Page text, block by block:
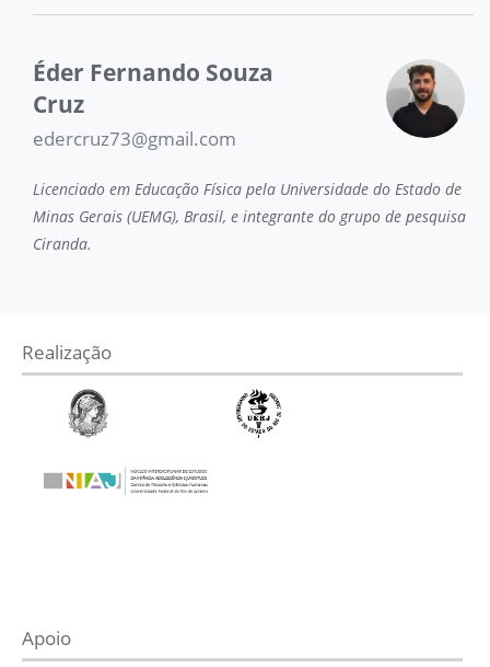
Éder Fernando Souza
Cruz
edercruz73@gmail.com
Licenciado em Educação Física pela Universidade do Estado de
Minas Gerais (UEMG), Brasil, e integrante do grupo de pesquisa
Ciranda.
Realização
Apoio